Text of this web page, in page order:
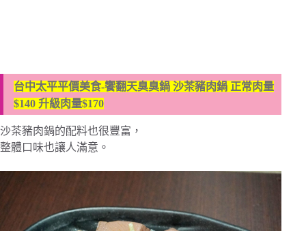
台中太平平價美食-饗翻天臭臭鍋 沙茶豬肉鍋 正常肉量
$140 升級肉量$170
沙茶豬肉鍋的配料也很豐富，
整體口味也讓人滿意。